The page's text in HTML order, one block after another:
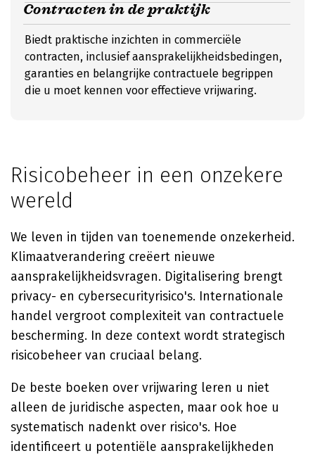
Contracten in de praktijk
Biedt praktische inzichten in commerciële
contracten, inclusief aansprakelijkheidsbedingen,
garanties en belangrijke contractuele begrippen
die u moet kennen voor effectieve vrijwaring.
Risicobeheer in een onzekere
wereld
We leven in tijden van toenemende onzekerheid.
Klimaatverandering creëert nieuwe
aansprakelijkheidsvragen. Digitalisering brengt
privacy- en cybersecurityrisico's. Internationale
handel vergroot complexiteit van contractuele
bescherming. In deze context wordt strategisch
risicobeheer van cruciaal belang.
De beste boeken over vrijwaring leren u niet
alleen de juridische aspecten, maar ook hoe u
systematisch nadenkt over risico's. Hoe
identificeert u potentiële aansprakelijkheden